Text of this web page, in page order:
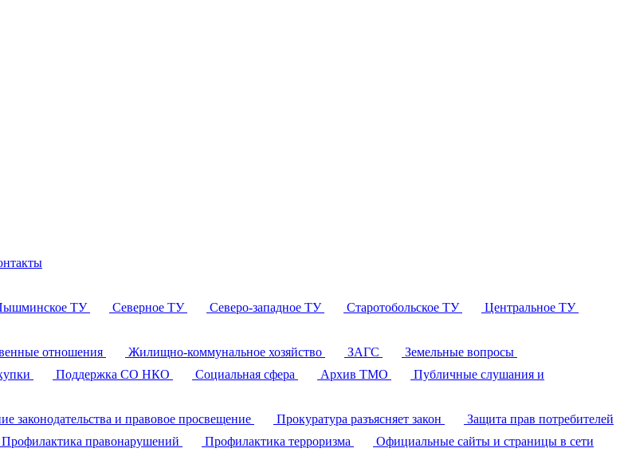
ТУ Северное ТУ Северо-западное ТУ Старотобольское ТУ
Центральное ТУ
отношения Жилищно-коммунальное хозяйство ЗАГС
Земельные вопросы
Поддержка СО НКО Социальная сфера Архив ТМО
Публичные слушания и
законодательства и правовое просвещение Прокуратура разъясняет закон
Защита прав потребителей
Профилактика правонарушений Профилактика терроризма
Официальные сайты и страницы в сети